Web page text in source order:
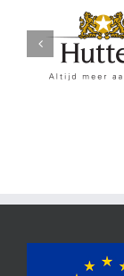
Hutten